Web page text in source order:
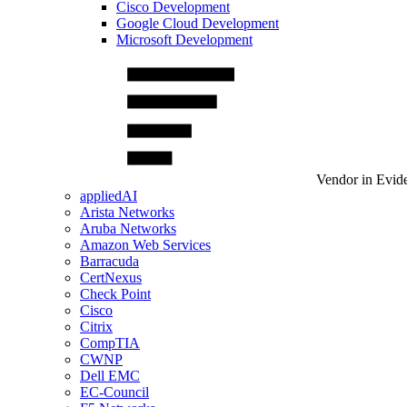
Cisco Development
Google Cloud Development
Microsoft Development
Vendor in
appliedAI
Arista Networks
Aruba Networks
Amazon Web Services
Barracuda
CertNexus
Check Point
Cisco
Citrix
CompTIA
CWNP
Dell EMC
EC-Council